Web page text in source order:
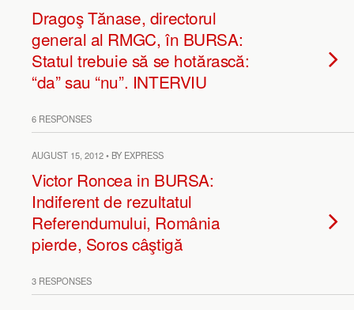
Dragoş Tănase, directorul
general al RMGC, în BURSA:
Statul trebuie să se hotărască:
“da” sau “nu”. INTERVIU
6 RESPONSES
AUGUST 15, 2012 • BY EXPRESS
Victor Roncea in BURSA:
Indiferent de rezultatul
Referendumului, România
pierde, Soros câştigă
3 RESPONSES